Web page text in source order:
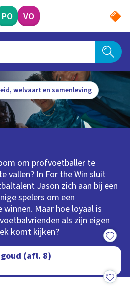
PO VO
welvaart en samenleving
om profvoetballer te
vallen? In For the Win sluit
Jason zich aan bij een
spelers om een
Maar hoe loyaal is
als zijn eigen
komt kijken?
(afl. 8)